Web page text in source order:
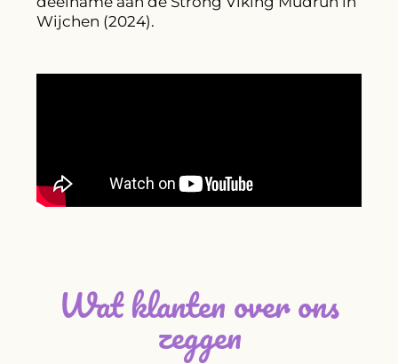
Wijchen (2024).
Wat klanten over ons
zeggen